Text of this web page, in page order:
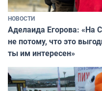
НОВОСТИ
Аделаида Егорова: «На
не потому, что это
ты им интересен»